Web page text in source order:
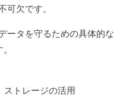
可欠です。
ータを守るための具体的な
ストレージの活用